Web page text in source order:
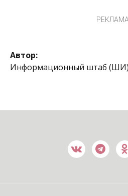
РЕКЛАМА
Автор:
Информационный штаб (ШИ)